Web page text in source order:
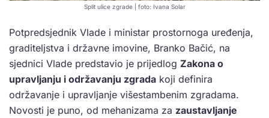
Split ulice zgrade | foto: Ivana Solar
Potpredsjednik Vlade i ministar prostornoga uređenja,
graditeljstva i državne imovine, Branko Bačić, na
sjednici Vlade predstavio je prijedlog Zakona o
upravljanju i održavanju zgrada koji definira
održavanje i upravljanje višestambenim zgradama.
Novosti je puno, od mehanizama za zaustavljanje